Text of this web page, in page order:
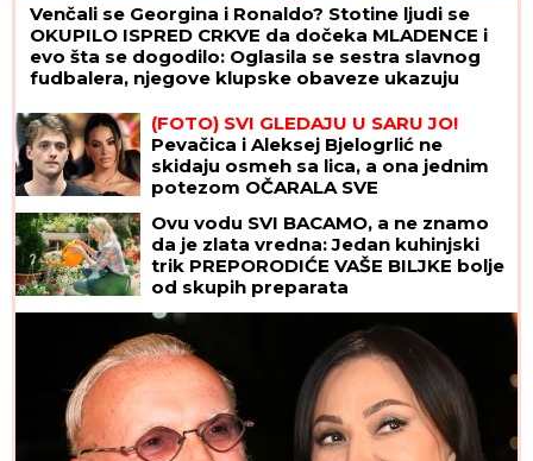
Venčali se Georgina i Ronaldo? Stotine ljudi se
OKUPILO ISPRED CRKVE da dočeka MLADENCE i
evo šta se dogodilo: Oglasila se sestra slavnog
fudbalera, njegove klupske obaveze ukazuju
(FOTO) SVI GLEDAJU U SARU JO!
Pevačica i Aleksej Bjelogrlić ne
skidaju osmeh sa lica, a ona jednim
potezom OČARALA SVE
Ovu vodu SVI BACAMO, a ne znamo
da je zlata vredna: Jedan kuhinjski
trik PREPORODIĆE VAŠE BILJKE bolje
od skupih preparata